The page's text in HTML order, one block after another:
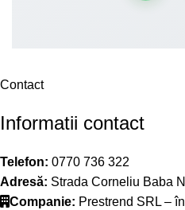
Contact
Informatii contact
Telefon: 0770 736 322
Adresă: Strada Corneliu Baba
Companie: Prestrend SRL –